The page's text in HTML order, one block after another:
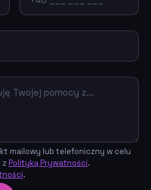
mailowy lub telefoniczny w celu
z Polityką Prywatności.
.